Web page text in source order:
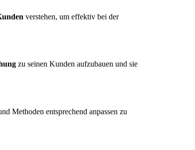
verstehen, um effektiv bei der
zu seinen Kunden aufzubauen und sie
Methoden entsprechend anpassen zu